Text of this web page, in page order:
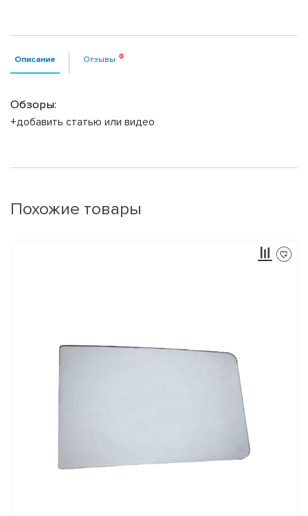
Описание Отзывы
Обзоры:
+добавить статью или видео
Похожие товары